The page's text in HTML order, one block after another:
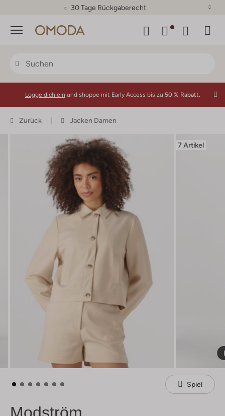
30 Tage Rückgaberecht
Menü
Logge dich ein und shoppe mit Early Access bis zu 50 % Rabatt.
Zurück Jacken Damen
7 Artikel
Spiel